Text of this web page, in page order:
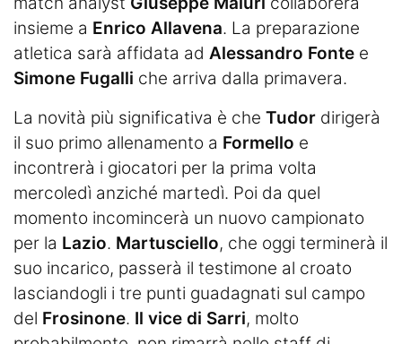
insieme a Enrico Allavena. La preparazione
atletica sarà affidata ad Alessandro Fonte e
Simone Fugalli che arriva dalla primavera.
La novità più significativa è che Tudor dirigerà
il suo primo allenamento a Formello e
incontrerà i giocatori per la prima volta
mercoledì anziché martedì. Poi da quel
momento incomincerà un nuovo campionato
per la Lazio. Martusciello, che oggi terminerà il
suo incarico, passerà il testimone al croato
lasciandogli i tre punti guadagnati sul campo
del Frosinone. Il vice di Sarri, molto